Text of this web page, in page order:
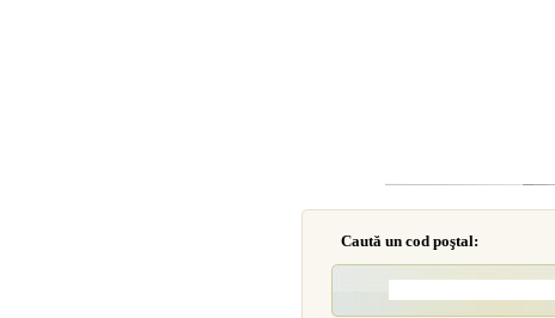
Caută un cod poştal: